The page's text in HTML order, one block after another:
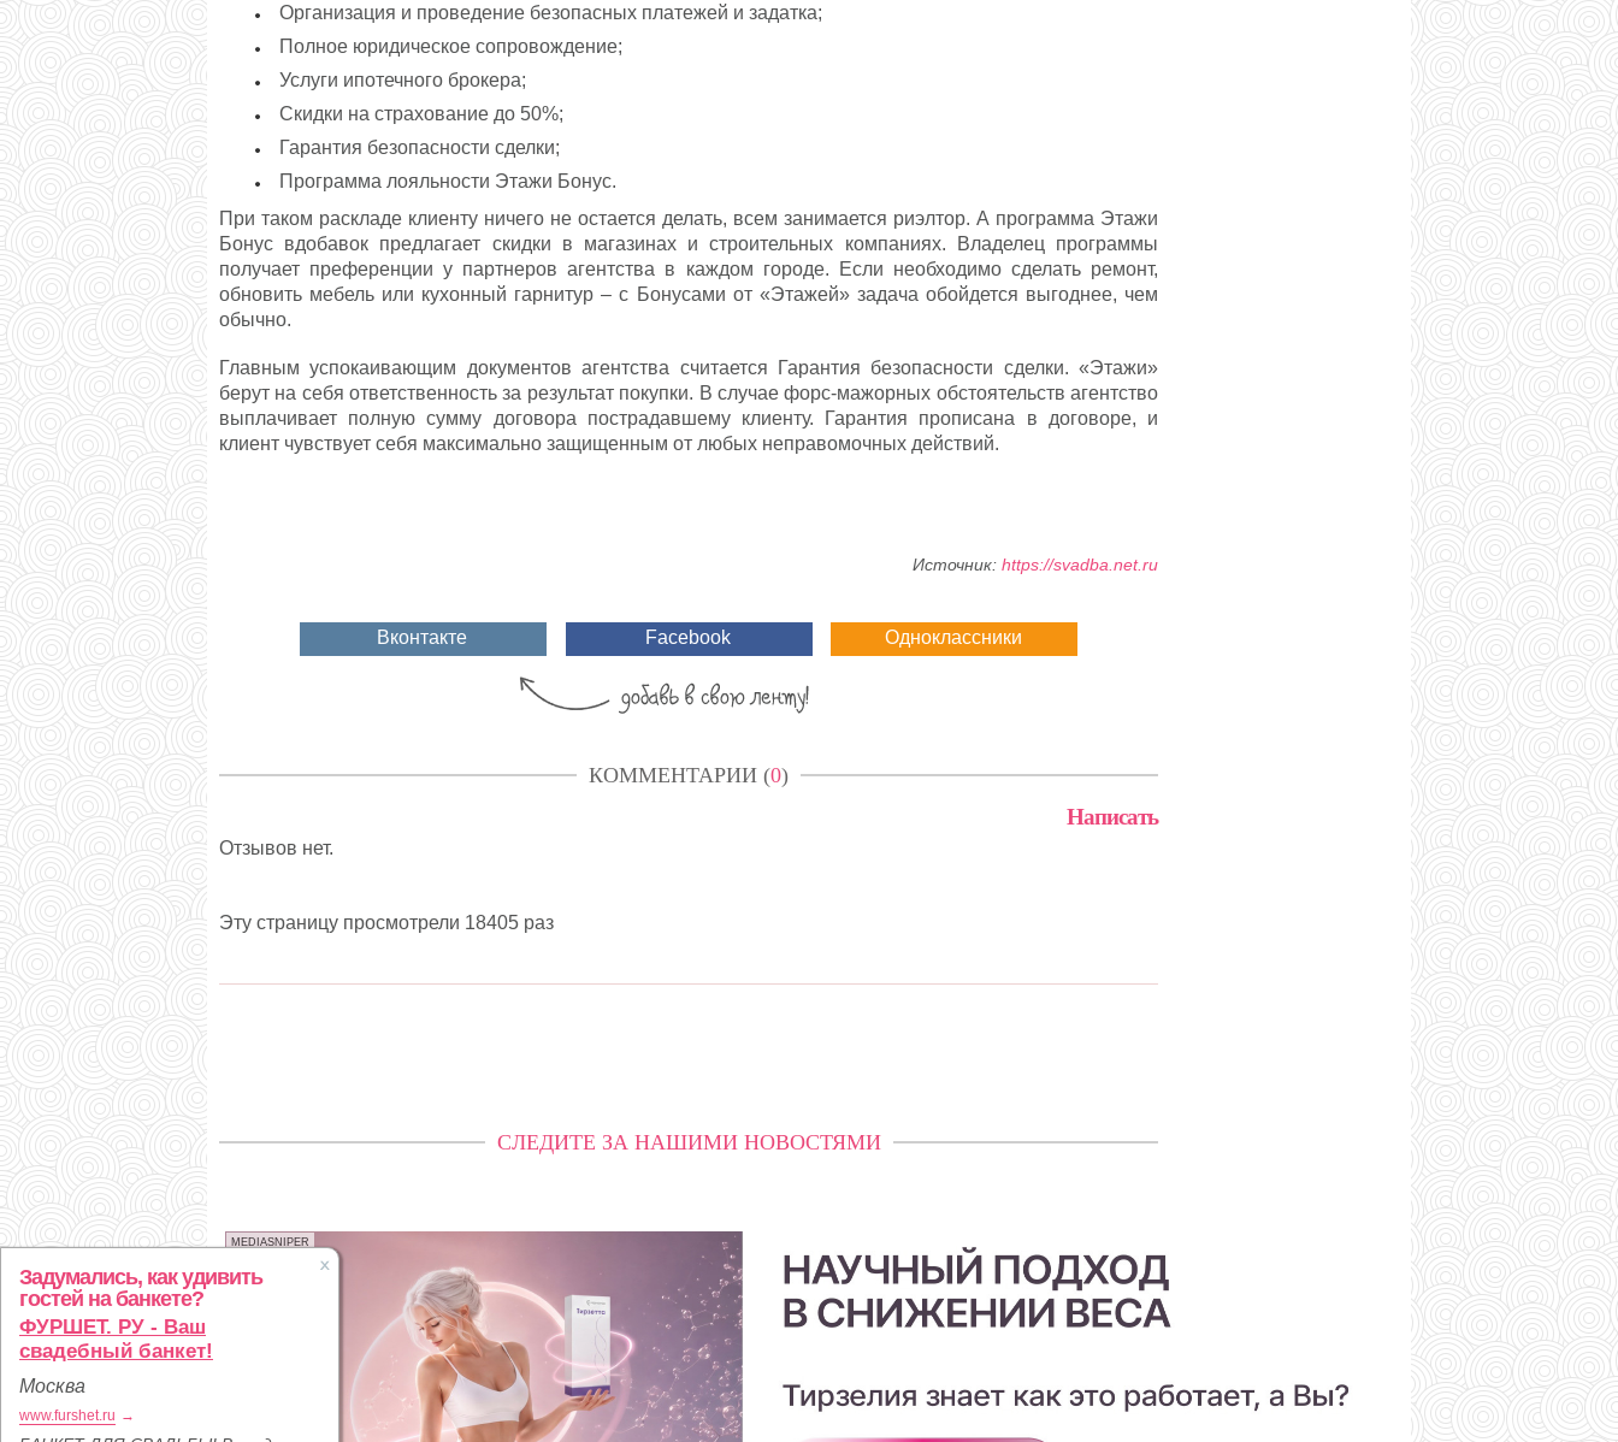
Организация и проведение безопасных платежей и задатка;
Полное юридическое сопровождение;
Услуги ипотечного брокера;
Скидки на страхование до 50%;
Гарантия безопасности сделки;
Программа лояльности Этажи Бонус.
При таком раскладе клиенту ничего не остается делать, всем занимается риэлтор. А программа Этажи
Бонус вдобавок предлагает скидки в магазинах и строительных компаниях. Владелец программы
получает преференции у партнеров агентства в каждом городе. Если необходимо сделать ремонт,
обновить мебель или кухонный гарнитур – с Бонусами от «Этажей» задача обойдется выгоднее, чем
обычно.
Главным успокаивающим документов агентства считается Гарантия безопасности сделки. «Этажи»
берут на себя ответственность за результат покупки. В случае форс-мажорных обстоятельств агентство
выплачивает полную сумму договора пострадавшему клиенту. Гарантия прописана в договоре, и
клиент чувствует себя максимально защищенным от любых неправомочных действий.
Источник: https://svadba.net.ru
Вконтакте Facebook Одноклассники
КОММЕНТАРИИ (0)
Написать
Отзывов нет.
Эту страницу просмотрели 18405 раз
Задумались, как удивить
гостей на банкете?
ФУРШЕТ. РУ - Ваш
свадебный банкет!
Москва
www.furshet.ru →
СЛЕДИТЕ ЗА НАШИМИ НОВОСТЯМИ
MEDIASNIPER